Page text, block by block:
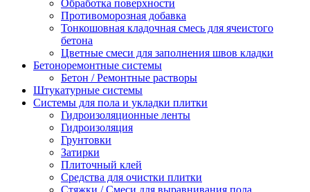
Обработка поверхности
Противоморозная добавка
Тонкошовная кладочная смесь для ячеистого
бетона
Цветные смеси для заполнения швов кладки
Бетоноремонтные системы
Бетон / Ремонтные растворы
Штукатурные системы
Cистемы для пола и укладки плитки
Гидроизоляционные ленты
Гидроизоляция
Грунтовки
Затирки
Плиточный клей
Средства для очистки плитки
Стяжки / Смеси для выравнивания пола